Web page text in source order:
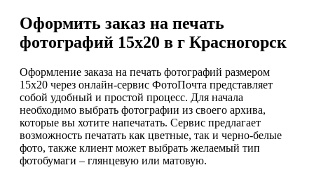
Оформить заказ на печать
фотографий 15х20 в г Красногорск
Оформление заказа на печать фотографий размером
15х20 через онлайн-сервис ФотоПочта представляет
собой удобный и простой процесс. Для начала
необходимо выбрать фотографии из своего архива,
которые вы хотите напечатать. Сервис предлагает
возможность печатать как цветные, так и черно-белые
фото, также клиент может выбрать желаемый тип
фотобумаги – глянцевую или матовую.